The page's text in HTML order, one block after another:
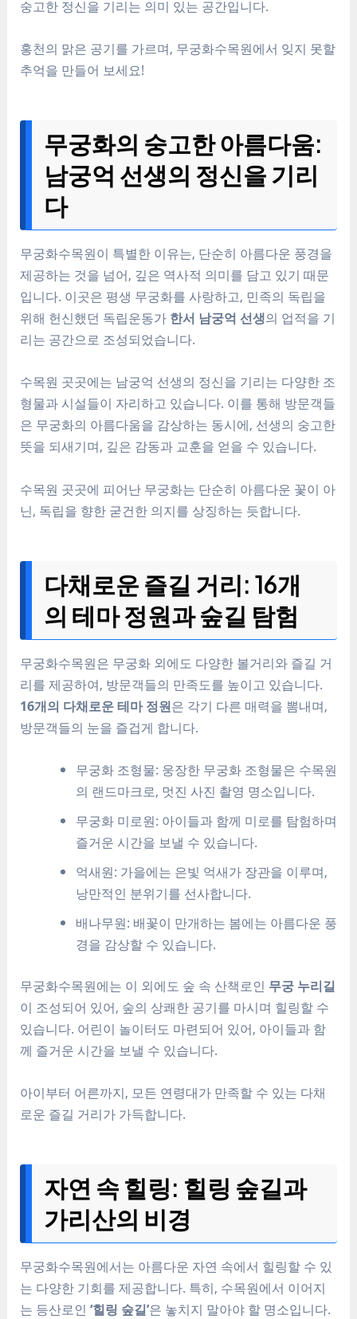
숭고한 정신을 기리는 의미 있는 공간입니다.
홍천의 맑은 공기를 가르며, 무궁화수목원에서 잊지 못할
추억을 만들어 보세요!
무궁화의 숭고한 아름다움:
남궁억 선생의 정신을 기리
다
무궁화수목원이 특별한 이유는, 단순히 아름다운 풍경을
제공하는 것을 넘어, 깊은 역사적 의미를 담고 있기 때문
입니다. 이곳은 평생 무궁화를 사랑하고, 민족의 독립을
위해 헌신했던 독립운동가 한서 남궁억 선생의 업적을 기
리는 공간으로 조성되었습니다.
수목원 곳곳에는 남궁억 선생의 정신을 기리는 다양한 조
형물과 시설들이 자리하고 있습니다. 이를 통해 방문객들
은 무궁화의 아름다움을 감상하는 동시에, 선생의 숭고한
뜻을 되새기며, 깊은 감동과 교훈을 얻을 수 있습니다.
수목원 곳곳에 피어난 무궁화는 단순히 아름다운 꽃이 아
닌, 독립을 향한 굳건한 의지를 상징하는 듯합니다.
다채로운 즐길 거리: 16개
의 테마 정원과 숲길 탐험
무궁화수목원은 무궁화 외에도 다양한 볼거리와 즐길 거
리를 제공하여, 방문객들의 만족도를 높이고 있습니다.
16개의 다채로운 테마 정원은 각기 다른 매력을 뽐내며,
방문객들의 눈을 즐겁게 합니다.
무궁화 조형물: 웅장한 무궁화 조형물은 수목원
의 랜드마크로, 멋진 사진 촬영 명소입니다.
무궁화 미로원: 아이들과 함께 미로를 탐험하며
즐거운 시간을 보낼 수 있습니다.
억새원: 가을에는 은빛 억새가 장관을 이루며,
낭만적인 분위기를 선사합니다.
배나무원: 배꽃이 만개하는 봄에는 아름다운 풍
경을 감상할 수 있습니다.
무궁화수목원에는 이 외에도 숲 속 산책로인 무궁 누리길
이 조성되어 있어, 숲의 상쾌한 공기를 마시며 힐링할 수
있습니다. 어린이 놀이터도 마련되어 있어, 아이들과 함
께 즐거운 시간을 보낼 수 있습니다.
아이부터 어른까지, 모든 연령대가 만족할 수 있는 다채
로운 즐길 거리가 가득합니다.
자연 속 힐링: 힐링 숲길과
가리산의 비경
무궁화수목원에서는 아름다운 자연 속에서 힐링할 수 있
는 다양한 기회를 제공합니다. 특히, 수목원에서 이어지
는 등산로인‘힐링 숲길’은 놓치지 말아야 할 명소입니다.